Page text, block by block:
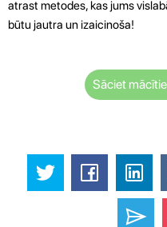
atrast metodes, kas jums
būtu jautra un izaicinoša!
Sāciet